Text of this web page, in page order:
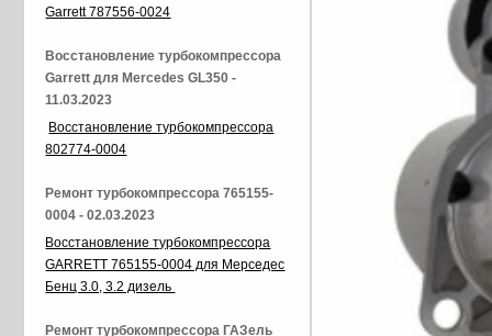
Garrett 787556-0024
Восстановление турбокомпрессора
Garrett для Mercedes GL350 -
11.03.2023
Восстановление турбокомпрессора
802774-0004
Ремонт турбокомпрессора 765155-
0004 - 02.03.2023
Восстановление турбокомпрессора
GARRETT 765155-0004 для Мерседес
Бенц 3.0, 3.2 дизель
Ремонт турбокомпрессора ГАЗель